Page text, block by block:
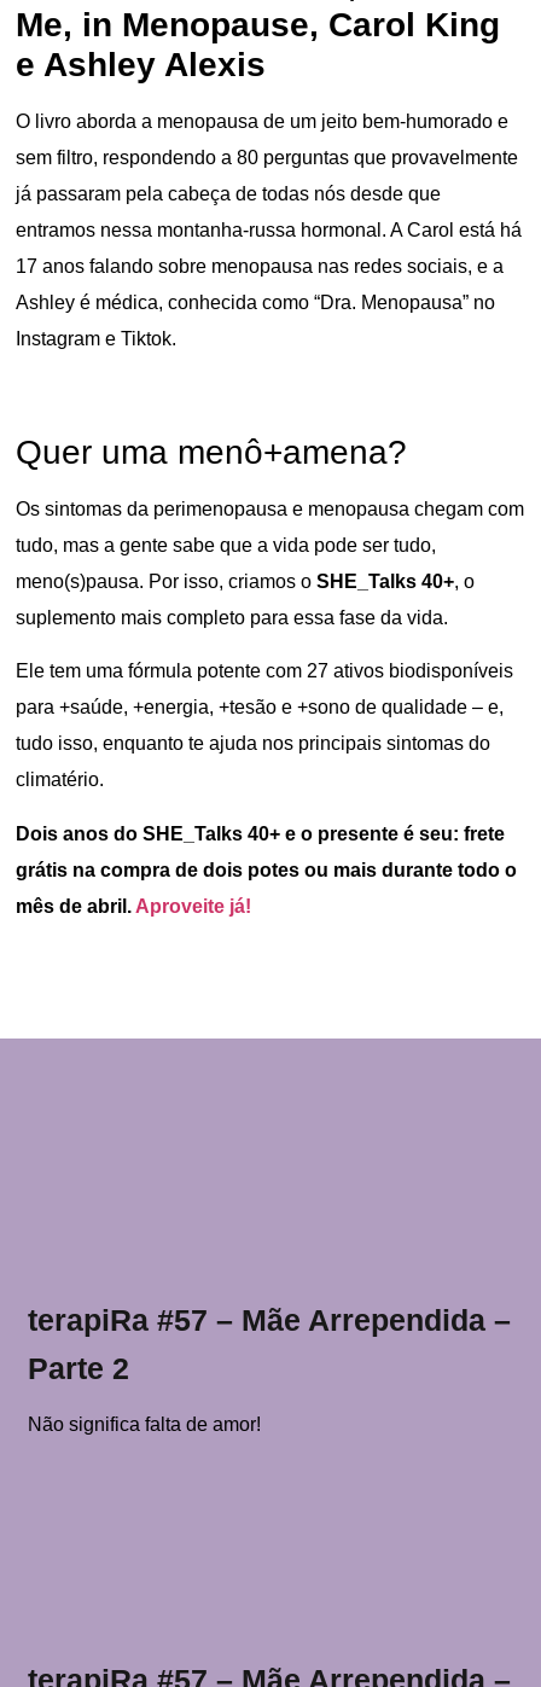
Me, in Menopause, Carol King
e Ashley Alexis
O livro aborda a menopausa de um jeito bem-humorado e
sem filtro, respondendo a 80 perguntas que provavelmente
já passaram pela cabeça de todas nós desde que
entramos nessa montanha-russa hormonal. A Carol está há
17 anos falando sobre menopausa nas redes sociais, e a
Ashley é médica, conhecida como “Dra. Menopausa” no
Instagram e Tiktok.
Quer uma menô+amena?
Os sintomas da perimenopausa e menopausa chegam com
tudo, mas a gente sabe que a vida pode ser tudo,
meno(s)pausa. Por isso, criamos oSHE_Talks 40+, o
suplemento mais completo para essa fase da vida.
Ele tem uma fórmula potente com 27 ativos biodisponíveis
para +saúde, +energia, +tesão e +sono de qualidade – e,
tudo isso, enquanto te ajuda nos principais sintomas do
climatério.
Dois anos do SHE_Talks 40+ e o presente é seu: frete
grátis na compra de dois potes ou mais durante todo o
mês de abril. Aproveite já!
terapiRa #57 – Mãe Arrependida –
Parte 2
Não significa falta de amor!
terapiRa #57 – Mãe Arrependida –